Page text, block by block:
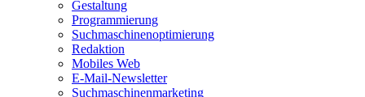
Gestaltung
Programmierung
Suchmaschinenoptimierung
Redaktion
Mobiles Web
E-Mail-Newsletter
Suchmaschinenmarketing